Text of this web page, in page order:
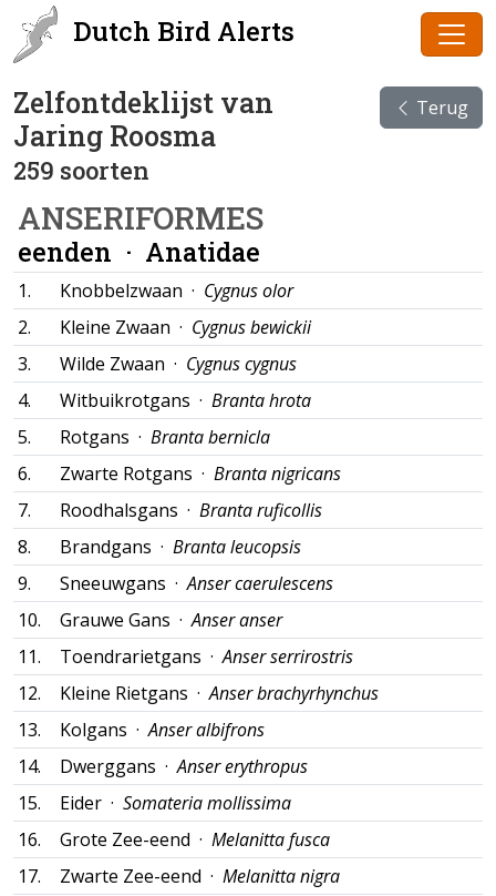
Dutch Bird Alerts
Zelfontdeklijst van
Jaring Roosma
259 soorten
Terug
ANSERIFORMES
eenden · Anatidae
1. Knobbelzwaan · Cygnus olor
2.
Kleine Zwaan · Cygnus bewickii
3.
Wilde Zwaan · Cygnus cygnus
4.
Witbuikrotgans · Branta hrota
5.
Rotgans · Branta bernicla
6.
Zwarte Rotgans · Branta nigricans
7.
Roodhalsgans · Branta ruficollis
8.
Brandgans · Branta leucopsis
9.
Sneeuwgans ·Anser caerulescens
10.
Grauwe Gans ·Anser anser
11.
Toendrarietgans ·Anser serrirostris
12.
Kleine Rietgans ·Anser brachyrhynchus
13.
Kolgans ·Anser albifrons
14.
Dwerggans ·Anser erythropus
15.
Eider · Somateria mollissima
16.
Grote Zee-eend · Melanitta fusca
17.
Zwarte Zee-eend · Melanitta nigra